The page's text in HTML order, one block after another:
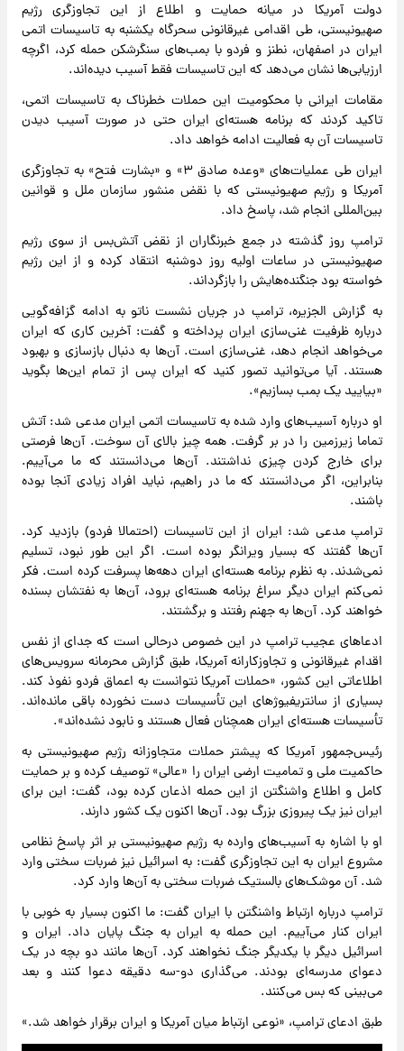
دولت آمریکا در میانه حمایت و اطلاع از این تجاوزگری رژیم
صهیونیستی، طی اقدامی غیرقانونی سحرگاه یکشنبه به تاسیسات اتمی
ایران در اصفهان، نطنز و فردو با بمب‌های سنگرشکن حمله کرد، اگرچه
ارزیابی‌ها نشان می‌دهد که این تاسیسات فقط آسیب دیده‌اند.
مقامات ایرانی با محکومیت این حملات خطرناک به تاسیسات اتمی،
تاکید کردند که برنامه هسته‌ای ایران حتی در صورت آسیب دیدن
تاسیسات آن به فعالیت ادامه خواهد داد.
ایران طی عملیات‌های «وعده صادق ۳» و «بشارت فتح» به تجاوزگری
آمریکا و رژیم صهیونیستی که با نقض منشور سازمان ملل و قوانین
بین‌المللی انجام شد، پاسخ داد.
ترامپ روز گذشته در جمع خبرنگاران از نقض آتش‌بس از سوی رژیم
صهیونیستی در ساعات اولیه روز دوشنبه انتقاد کرده و از این رژیم
خواسته بود جنگنده‌هایش را بازگرداند.
به گزارش الجزیره، ترامپ در جریان نشست ناتو به ادامه گزافه‌گویی
درباره ظرفیت غنی‌سازی ایران پرداخته و گفت: آخرین کاری که ایران
می‌خواهد انجام دهد، غنی‌سازی است. آن‌ها به دنبال بازسازی و بهبود
هستند. آیا می‌توانید تصور کنید که ایران پس از تمام این‌ها بگوید
«بیایید یک بمب بسازیم».
او درباره آسیب‌های وارد شده به تاسیسات اتمی ایران مدعی شد: آتش
تماما زیرزمین را در بر گرفت. همه چیز بالای آن سوخت. آن‌ها فرصتی
برای خارج کردن چیزی نداشتند. آن‌ها می‌دانستند که ما می‌آییم.
بنابراین، اگر می‌دانستند که ما در راهیم، نباید افراد زیادی آنجا بوده
باشند.
ترامپ مدعی شد: ایران از این تاسیسات (احتمالا فردو) بازدید کرد.
آن‌ها گفتند که بسیار ویرانگر بوده است. اگر این طور نبود، تسلیم
نمی‌شدند. به نظرم برنامه هسته‌ای ایران دهه‌ها پسرفت کرده است. فکر
نمی‌کنم ایران دیگر سراغ برنامه هسته‌ای برود، آن‌ها به نفتشان بسنده
خواهند کرد. آن‌ها به جهنم رفتند و برگشتند.
ادعاهای عجیب ترامپ در این خصوص درحالی است که جدای از نفس
اقدام غیرقانونی و تجاوزکارانه آمریکا، طبق گزارش محرمانه سرویس‌های
اطلاعاتی این کشور، «حملات آمریکا نتوانست به اعماق فردو نفوذ کند.
بسیاری از سانتریفیوژهای این تأسیسات دست نخورده باقی‌ مانده‌اند.
تأسیسات هسته‌ای ایران همچنان فعال هستند و نابود نشده‌اند».
رئیس‌جمهور آمریکا که پیشتر حملات متجاوزانه رژیم صهیونیستی به
حاکمیت ملی و تمامیت ارضی ایران را «عالی» توصیف کرده و بر حمایت
کامل و اطلاع واشنگتن از این حمله اذعان کرده بود، گفت: این برای
ایران نیز یک پیروزی بزرگ بود. آن‌ها اکنون یک کشور دارند.
او با اشاره به آسیب‌های وارده به رژیم صهیونیستی بر اثر پاسخ نظامی
مشروع ایران به این تجاوزگری گفت: به اسرائیل نیز ضربات سختی وارد
شد. آن موشک‌های بالستیک ضربات سختی به آن‌ها وارد کرد.
ترامپ درباره ارتباط واشنگتن با ایران گفت: ما اکنون بسیار به خوبی با
ایران کنار می‌آییم. این حمله به ایران به جنگ پایان داد. ایران و
اسرائیل دیگر با یکدیگر جنگ نخواهند کرد. آن‌ها مانند دو بچه در یک
دعوای مدرسه‌ای بودند. می‌گذاری دو-سه دقیقه دعوا کنند و بعد
می‌بینی که بس می‌کنند.
طبق ادعای ترامپ، «نوعی ارتباط میان آمریکا و ایران برقرار خواهد شد.»